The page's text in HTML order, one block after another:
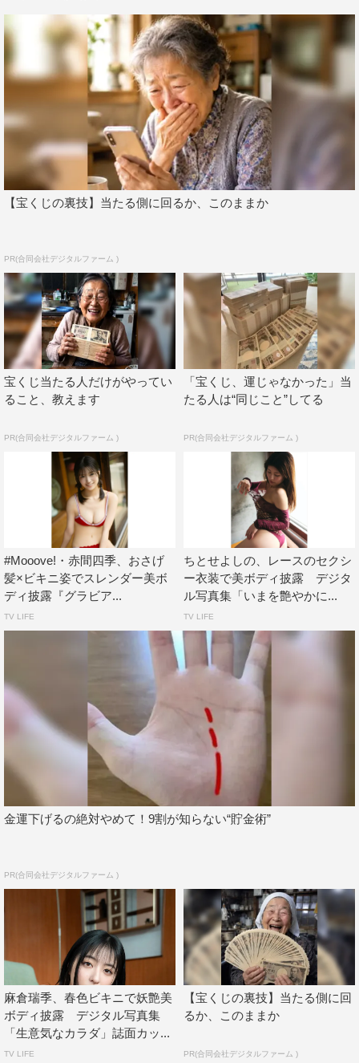
【宝くじの裏技】当たる側に回るか、このままか
PR(合同会社デジタルファーム )
宝くじ当たる人だけがやってい
ること、教えます
PR(合同会社デジタルファーム )
「宝くじ、運じゃなかった」当
たる人は“同じこと”してる
PR(合同会社デジタルファーム )
#Mooove!・赤間四季、おさげ
髪×ビキニ姿でスレンダー美ボ
ディ披露『グラビア...
TV LIFE
ちとせよしの、レースのセクシ
ー衣装で美ボディ披露 デジタ
ル写真集「いまを艶やかに...
TV LIFE
金運下げるの絶対やめて！9割が知らない“貯金術”
PR(合同会社デジタルファーム )
麻倉瑞季、春色ビキニで妖艶美
ボディ披露 デジタル写真集
「生意気なカラダ」誌面カッ...
TV LIFE
【宝くじの裏技】当たる側に回
るか、このままか
PR(合同会社デジタルファーム )